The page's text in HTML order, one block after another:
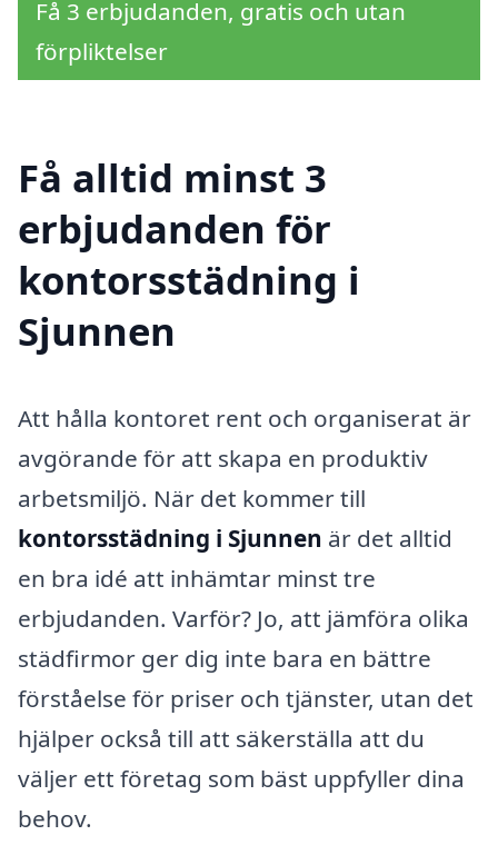
Få 3 erbjudanden, gratis och utan
förpliktelser
Få alltid minst 3
erbjudanden för
kontorsstädning i
Sjunnen
Att hålla kontoret rent och organiserat är
avgörande för att skapa en produktiv
arbetsmiljö. När det kommer till
kontorsstädning i Sjunnen är det alltid
en bra idé att inhämtar minst tre
erbjudanden. Varför? Jo, att jämföra olika
städfirmor ger dig inte bara en bättre
förståelse för priser och tjänster, utan det
hjälper också till att säkerställa att du
väljer ett företag som bäst uppfyller dina
behov.